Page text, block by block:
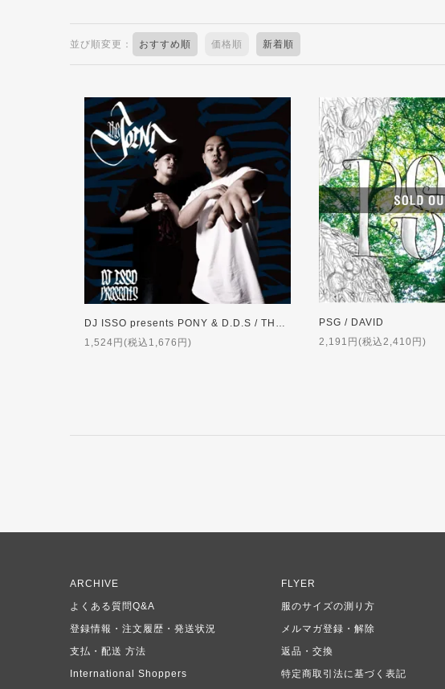
並び順変更： おすすめ順 価格順 新着順
DJ ISSO presents PONY & D.D.S / THE JOINT【特典付】
1,524円(税込1,676円)
PSG / DAVID
2,191円(税込2,410円)
ARCHIVE
FLYER
よくある質問Q&A
服のサイズの測り方
登録情報・注文履歴・発送状況
メルマガ登録・解除
支払・配送 方法
返品・交換
International Shoppers
特定商取引法に基づく表記